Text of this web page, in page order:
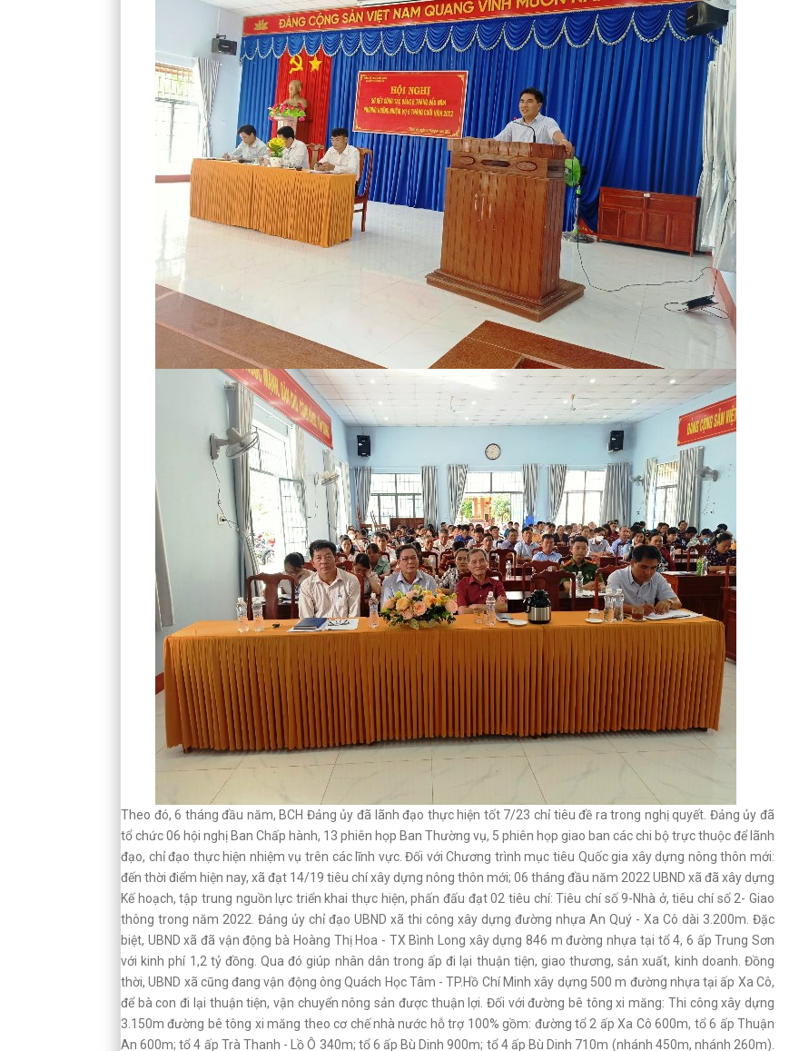
Theo đó, 6 tháng đầu năm, BCH Đảng ủy đã lãnh đạo thực hiện tốt 7/23 chỉ tiêu đề ra trong nghị quyết. Đảng ủy đã
tổ chức 06 hội nghị Ban Chấp hành, 13 phiên họp Ban Thường vụ, 5 phiên họp giao ban các chi bộ trực thuộc để lãnh
đạo, chỉ đạo thực hiện nhiệm vụ trên các lĩnh vực. Đối với Chương trình mục tiêu Quốc gia xây dựng nông thôn mới:
đến thời điểm hiện nay, xã đạt 14/19 tiêu chí xây dựng nông thôn mới; 06 tháng đầu năm 2022 UBND xã đã xây dựng
Kế hoạch, tập trung nguồn lực triển khai thực hiện, phấn đấu đạt 02 tiêu chí: Tiêu chí số 9-Nhà ở, tiêu chí số 2- Giao
thông trong năm 2022. Đảng ủy chỉ đạo UBND xã thi công xây dựng đường nhựa An Quý - Xa Cô dài 3.200m. Đặc
biệt, UBND xã đã vận động bà Hoàng Thị Hoa - TX Bình Long xây dựng 846 m đường nhựa tại tổ 4, 6 ấp Trung Sơn
với kinh phí 1,2 tỷ đồng. Qua đó giúp nhân dân trong ấp đi lại thuận tiện, giao thương, sản xuất, kinh doanh. Đồng
thời, UBND xã cũng đang vận động ông Quách Học Tâm - TP.Hồ Chí Minh xây dựng 500 m đường nhựa tại ấp Xa Cô,
để bà con đi lại thuận tiện, vận chuyển nông sản được thuận lợi. Đối với đường bê tông xi măng: Thi công xây dựng
3.150m đường bê tông xi măng theo cơ chế nhà nước hỗ trợ 100% gồm: đường tổ 2 ấp Xa Cô 600m, tổ 6 ấp Thuận
An 600m; tổ 4 ấp Trà Thanh - Lồ Ô 340m; tổ 6 ấp Bù Dinh 900m; tổ 4 ấp Bù Dinh 710m (nhánh 450m, nhánh 260m).